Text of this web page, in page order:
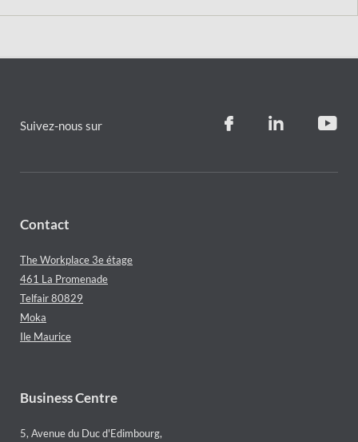
Suivez-nous sur
Contact
The Workplace 3e étage
461 La Promenade
Telfair 80829
Moka
Ile Maurice
Business Centre
5, Avenue du Duc d'Edimbourg,